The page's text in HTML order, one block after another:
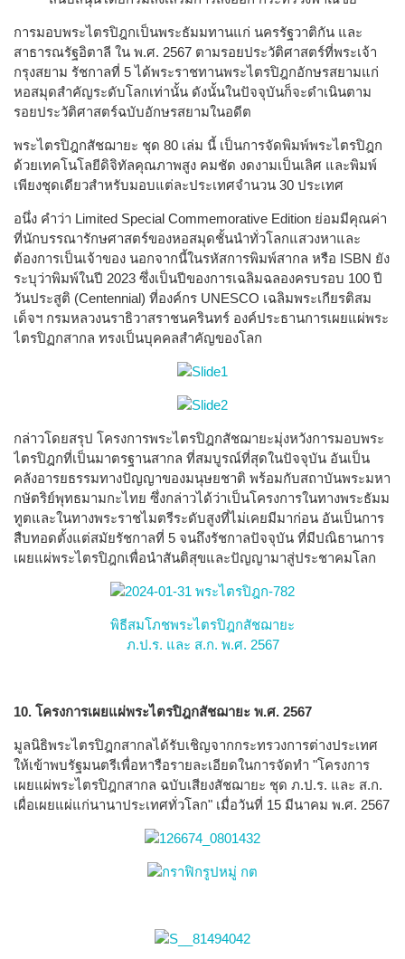
การมอบพระไตรปิฎกเป็นพระธัมมทานแก่ นครรัฐวาติกัน และ
สาธารณรัฐอิตาลี ใน พ.ศ. 2567 ตามรอยประวัติศาสตร์ที่พระเจ้า
กรุงสยาม รัชกาลที่ 5 ได้พระราชทานพระไตรปิฎกอักษรสยามแก่
หอสมุดสำคัญระดับโลกเท่านั้น ดังนั้นในปัจจุบันก็จะดำเนินตาม
รอยประวัติศาสตร์ฉบับอักษรสยามในอดีต
พระไตรปิฎกสัชฌายะ ชุด 80 เล่ม นี้ เป็นการจัดพิมพ์พระไตรปิฎก
ด้วยเทคโนโลยีดิจิทัลคุณภาพสูง คมชัด งดงามเป็นเลิศ และพิมพ์
เพียงชุดเดียวสำหรับมอบแต่ละประเทศจำนวน 30 ประเทศ
อนึ่ง คำว่า Limited Special Commemorative Edition ย่อมมีคุณค่า
ที่นักบรรณารักษศาสตร์ของหอสมุดชั้นนำทั่วโลกแสวงหาและ
ต้องการเป็นเจ้าของ นอกจากนี้ในรหัสการพิมพ์สากล หรือ ISBN ยัง
ระบุว่าพิมพ์ในปี 2023 ซึ่งเป็นปีของการเฉลิมฉลองครบรอบ 100 ปี
วันประสูติ (Centennial) ที่องค์กร UNESCO เฉลิมพระเกียรติสม
เด็จฯ กรมหลวงนราธิวาสราชนครินทร์ องค์ประธานการเผยแผ่พระ
ไตรปิฏกสากล ทรงเป็นบุคคลสำคัญของโลก
กล่าวโดยสรุป โครงการพระไตรปิฎกสัชฌายะมุ่งหวังการมอบพระ
ไตรปิฎกที่เป็นมาตรฐานสากล ที่สมบูรณ์ที่สุดในปัจจุบัน อันเป็น
คลังอารยธรรมทางปัญญาของมนุษยชาติ พร้อมกับสถาบันพระมหา
กษัตริย์พุทธมามกะไทย ซึ่งกล่าวได้ว่าเป็นโครงการในทางพระธัมม
ทูตและในทางพระราชไมตรีระดับสูงที่ไม่เคยมีมาก่อน อันเป็นการ
สืบทอดตั้งแต่สมัยรัชกาลที่ 5 จนถึงรัชกาลปัจจุบัน ที่มีปณิธานการ
เผยแผ่พระไตรปิฎกเพื่อนำสันติสุขและปัญญามาสู่ประชาคมโลก
พิธีสมโภชพระไตรปิฎกสัชฌายะ
ภ.ป.ร. และ ส.ก. พ.ศ. 2567
10. โครงการเผยแผ่พระไตรปิฎกสัชฌายะ พ.ศ. 2567
มูลนิธิพระไตรปิฎกสากลได้รับเชิญจากกระทรวงการต่างประเทศ
ให้เข้าพบรัฐมนตรีเพื่อหารือรายละเอียดในการจัดทำ "โครงการ
เผยแผ่พระไตรปิฎกสากล ฉบับเสียงสัชฌายะ ชุด ภ.ป.ร. และ ส.ก.
เผื่อเผยแผ่แก่นานาประเทศทั่วโลก" เมื่อวันที่ 15 มีนาคม พ.ศ. 2567